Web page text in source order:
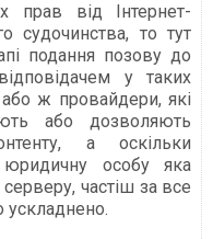
від Інтернет-
судочинства, то тут
подання позову до
у таких
ж провайдери, які
або дозволяють
а оскільки
особу яка
частіш за все
ускладнено.